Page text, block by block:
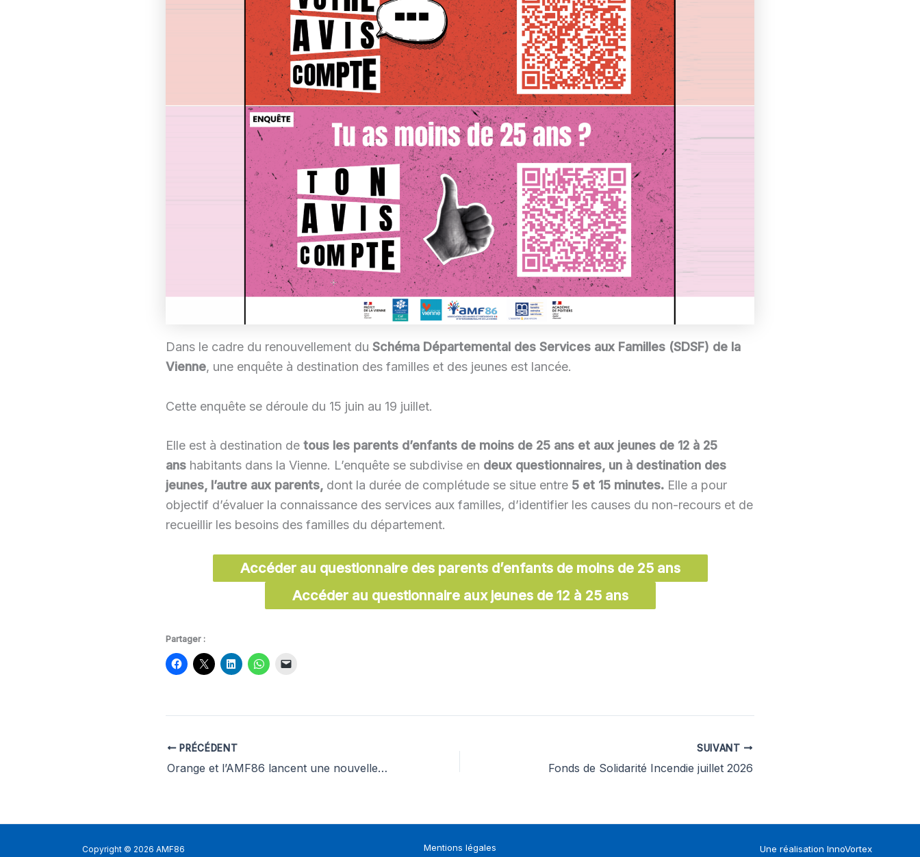
Dans le cadre du renouvellement du Schéma Départemental des Services aux Familles (SDSF) de la
Vienne, une enquête à destination des familles et des jeunes est lancée.
Cette enquête se déroule du 15 juin au 19 juillet.
Elle est à destination de tous les parents d’enfants de moins de 25 ans et aux jeunes de 12 à 25
ans habitants dans la Vienne. L’enquête se subdivise en deux questionnaires, un à destination des
jeunes, l’autre aux parents, dont la durée de complétude se situe entre 5 et 15 minutes. Elle a pour
objectif d’évaluer la connaissance des services aux familles, d’identifier les causes du non-recours et de
recueillir les besoins des familles du département.
Accéder au questionnaire des parents d’enfants de moins de 25 ans
Accéder au questionnaire aux jeunes de 12 à 25 ans
Partager :
PRÉCÉDENT
Orange et l’AMF86 lancent une nouvelle collecte de mobiles usagés au sein des collectivités de la Vienne
SUIVANT
Fonds de Solidarité Incendie juillet 2026
Copyright © 2026 AMF86 Mentions légales Une réalisation InnoVortex